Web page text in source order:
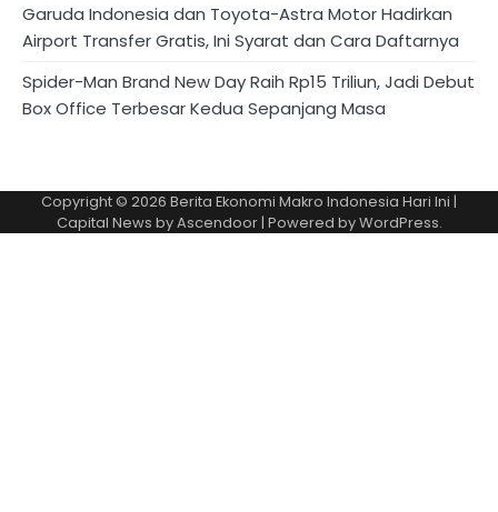
Garuda Indonesia dan Toyota-Astra Motor Hadirkan
Airport Transfer Gratis, Ini Syarat dan Cara Daftarnya
Spider-Man Brand New Day Raih Rp15 Triliun, Jadi Debut
Box Office Terbesar Kedua Sepanjang Masa
Copyright © 2026 Berita Ekonomi Makro Indonesia Hari Ini |
Capital News byAscendoor| Powered byWordPress.